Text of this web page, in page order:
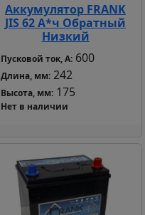
Аккумулятор FRANK
JIS 62 А*ч Обратный
Низкий
Пусковой ток, А: 600
Длина, мм: 242
Высота, мм: 175
Нет в наличии